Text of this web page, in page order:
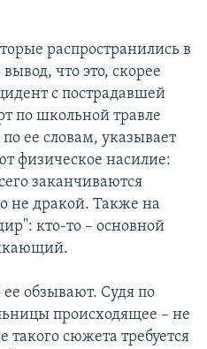
распространились в
что это, скорее
с пострадавшей
по школьной травле
по ее словам, указывает
физическое насилие:
заканчиваются
не дракой. Также на
кто-то – основной
обзывают. Судя по
происходящее – не
такого сюжета требуется